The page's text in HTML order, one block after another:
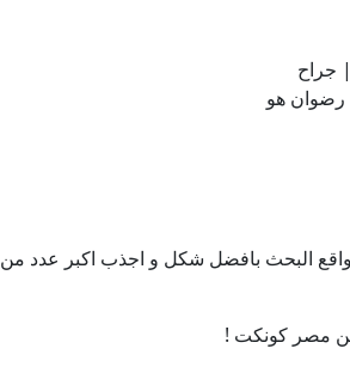
جراح
رضوان هو
البحث بافضل شكل و اجذب اكبر عدد من
مصر كونكت !